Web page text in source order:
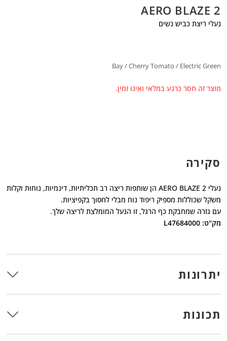
AERO BLAZE 2
נעלי ריצת כביש נשים
Bay / Cherry Tomato / Electric Green
מוצר זה חסר כרגע במלאי ואינו זמין.
סקירה
נעלי AERO BLAZE 2 הן שותפות ריצה רב תכליתיות, דינמיות, נוחות וקלות
משקל שכוללות מספיק ריפוד נוח מבלי לחסוך בקפיציות.
עם גזרה שמחבקת כף הרגל, זו הנעל המומלצת לריצה שלך.
מק"ט: L47684000
יתרונות
תכונות